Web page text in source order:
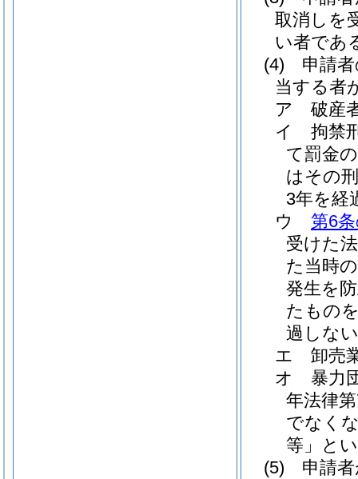
取消しを
い者であ
(4)
申請
当する者
ア
破産
イ
拘禁
て罰金
はその
3年を経
ウ
第6
受けた
た当時
発生を
たもの
過しな
エ
卸売
オ
暴力
年法律
でなく
等」と
(5)
申請